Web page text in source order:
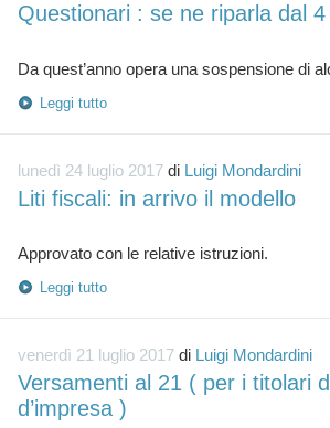
Questionari : se ne riparla dal
Leggi tutto
lunedì 24 luglio 2017di Luigi Mondardini
Liti fiscali: in arrivo il modello
Leggi tutto
venerdì 21 luglio 2017di Luigi Mondardini
Versamenti al 21 ( per i titolari
d’impresa )